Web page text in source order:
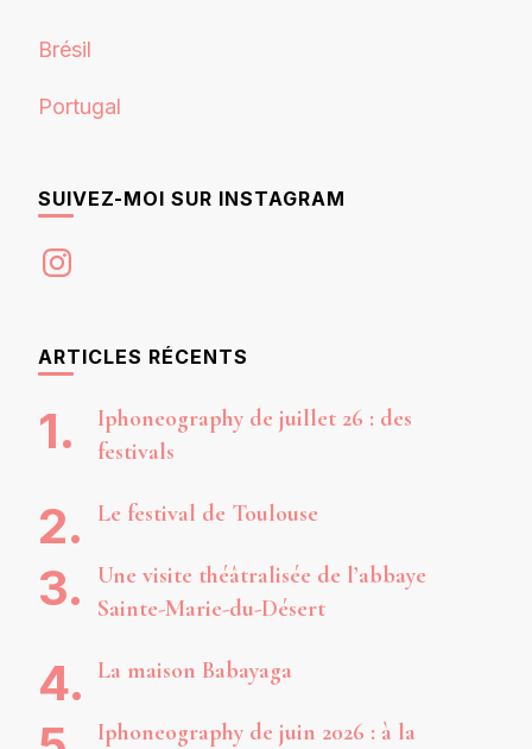
Brésil
Portugal
SUIVEZ-MOI SUR INSTAGRAM
Instagram
ARTICLES RÉCENTS
Iphoneography de juillet 26 : des
festivals
Le festival de Toulouse
Une visite théâtralisée de l’abbaye
Sainte-Marie-du-Désert
La maison Babayaga
Iphoneography de juin 2026 : à la